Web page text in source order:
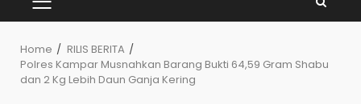
PRIMARY
MENU
Home
RILIS BERITA
Polres Kampar Musnahkan Barang Bukti 64,59 Gram Shabu
dan 2 Kg Lebih Daun Ganja Kering